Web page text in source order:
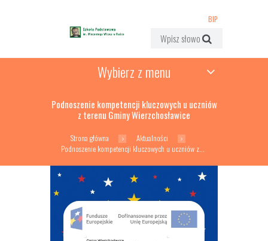
BIP
Wybierz z menu
Podnoszenie kompetencji kluczowych u uczniów
z terenu Gminy Wierzchosławice
Strona główna
Aktualności
Podnoszenie kompetencji kluczowych u uczniów z...